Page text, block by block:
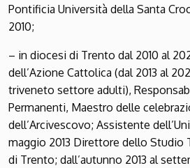
Pontificia Università della Santa
2010;
– in diocesi di Trento dal 2010 al
dell’Azione Cattolica (dal 2013 al
triveneto settore adulti),
Permanenti, Maestro delle
dell’Arcivescovo; Assistente
maggio 2013 Direttore dello Studio
di Trento; dall’autunno 2013 al